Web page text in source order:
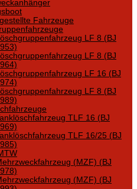
Fahrzeuge
LF 8 (BJ
LF 8 (BJ
LF 16 (BJ
LF 8 (BJ
TLF 16 (BJ
TLF 16/25 (BJ
(MZF) (BJ
(MZF) (BJ